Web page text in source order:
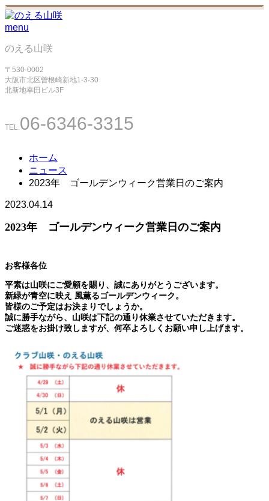
menu
のえる山咲
〒530-0002
大阪市北区曽根崎新地1-3-30
北新地幸田ビル3F
TEL.06-6346-3315
ホーム
ニュース
2023年 ゴールデンウィーク営業日のご案内
2023.04.14
2023年 ゴールデンウィーク営業日のご案内
お客様各位
平素は山咲にご愛顧を賜り、誠にありがとうございます。
新緑が青空に映え 風薫るゴールデンウィーク。
皆様のご予定はお決まりでしょうか。
誠に勝手ながら、山咲は下記の通り休業させていただきます。
ご迷惑をお掛け致しますが、何卒よろしくお願い申し上げます。